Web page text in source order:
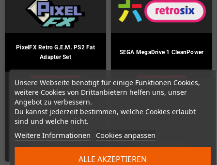
Unsere Webseite benötigt für einige Funktionen Cookies,
weitere Cookies von Drittanbietern helfen uns, unser
Angebot zu verbessern.
Du kannst jederzeit bestimmen, welche Cookies erlaubt
sind und welche nicht.
Weitere Informationen Cookies anpassen
ALLE AKZEPTIEREN
PixelFX Retro G.E.M. PS2 Fat
Adapter Set
Nicht auf Lager
24,37 €
ZUM PRODUKT
SEGA MegaDrive 1 CleanPower
Nicht auf Lager
ZUM PRODUKT